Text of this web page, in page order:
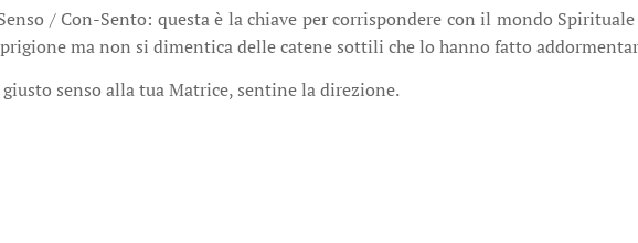
/ Con-Sento: questa è la chiave per corrispondere con il mondo
ma non si dimentica delle catene sottili che lo hanno fatto
senso alla tua Matrice, sentine la direzione.